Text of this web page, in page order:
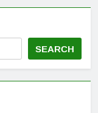
SEARCH